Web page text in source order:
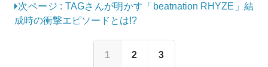
次ページ : TAGさんが明かす「beatnation RHYZE」結
成時の衝撃エピソードとは!?
1 2 3